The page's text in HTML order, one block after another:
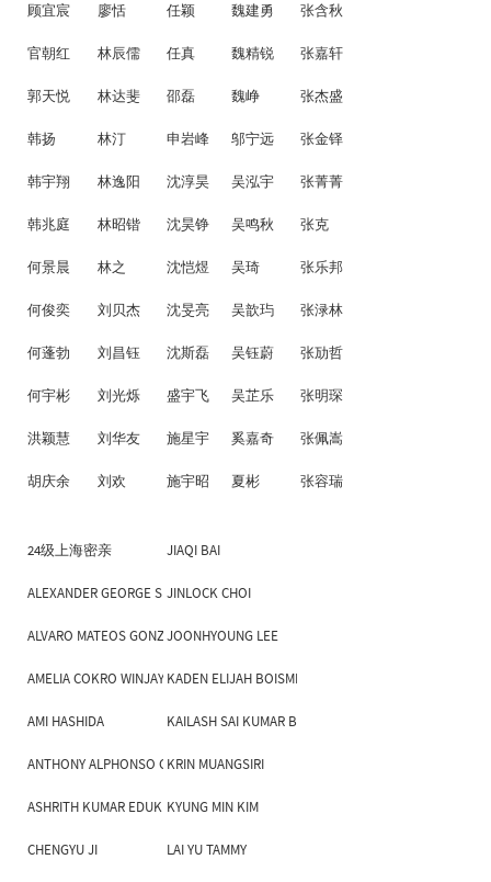
顾宜宸 廖恬 任颖 魏建勇 张含秋
官朝红 林辰儒 任真 魏精锐 张嘉轩
郭天悦 林达斐 邵磊 魏峥 张杰盛
韩扬 林汀 申岩峰 邬宁远 张金铎
韩宇翔 林逸阳 沈淳昊 吴泓宇 张菁菁
韩兆庭 林昭锴 沈昊铮 吴鸣秋 张克
何景晨 林之 沈恺煜 吴琦 张乐邦
何俊奕 刘贝杰 沈旻亮 吴歆玙 张渌林
何蓬勃 刘昌钰 沈斯磊 吴钰蔚 张劢哲
何宇彬 刘光烁 盛宇飞 吴芷乐 张明琛
洪颖慧 刘华友 施星宇 奚嘉奇 张佩嵩
胡庆余 刘欢 施宇昭 夏彬 张容瑞
24级上海密亲 JIAQI BAI
ALEXANDER GEORGE SHAMOUN
JINLOCK CHOI
ALVARO MATEOS GONZALEZJOONHYOUNG LEE
AMELIA COKRO WINJAYAKADEN ELIJAH BOISMIER-BUHR
AMI HASHIDA KAILASH SAI KUMAR BORRA
ANTHONY ALPHONSO GALANKRIN MUANGSIRI
ASHRITH KUMAR EDUKULLAKYUNG MIN KIM
CHENGYU JI LAI YU TAMMY